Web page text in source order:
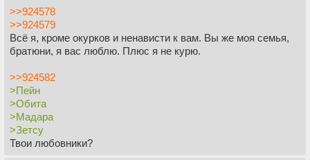
>>924578
>>924579
Всё я, кроме окурков и ненависти к вам. Вы же моя семья,
братюни, я вас люблю. Плюс я не курю.
>>924582
>Пейн
>Обита
>Мадара
>Зетсу
Твои любовники?